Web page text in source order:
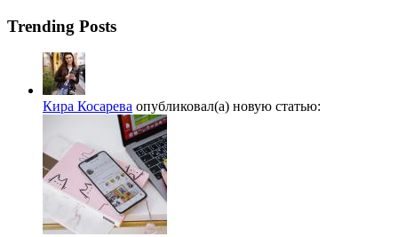
Trending Posts
Кира Косарева опубликовал(а) новую статью: